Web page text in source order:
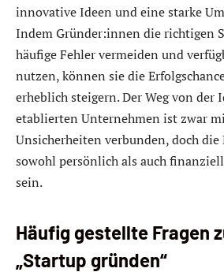
innovative Ideen und eine starke
Indem Gründer:innen die richtigen
häufige Fehler vermeiden und
nutzen, können sie die
erheblich steigern. Der Weg von der
etablierten Unternehmen ist zwar
Unsicherheiten verbunden, doch die
sowohl persönlich als auch
sein.
Häufig gestellte Fragen
„Startup gründen“